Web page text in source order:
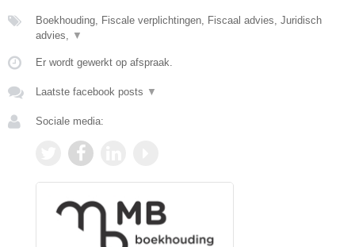
Boekhouding, Fiscale verplichtingen, Fiscaal advies, Juridisch
advies,
▼
Er wordt gewerkt op afspraak.
Laatste facebook posts ▼
Sociale media: